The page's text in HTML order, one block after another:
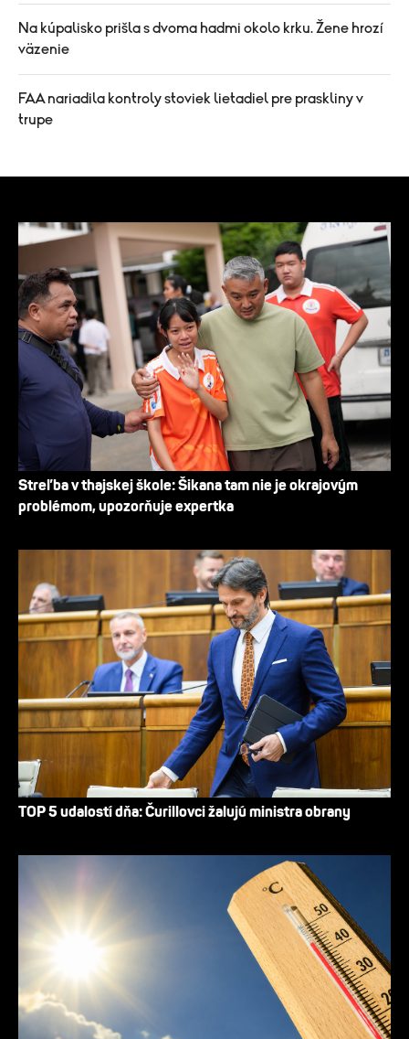
Na kúpalisko prišla s dvoma hadmi okolo krku. Žene hrozí
väzenie
FAA nariadila kontroly stoviek lietadiel pre praskliny v
trupe
Streľba v thajskej škole: Šikana tam nie je okrajovým
problémom, upozorňuje expertka
TOP 5 udalostí dňa: Čurillovci žalujú ministra obrany